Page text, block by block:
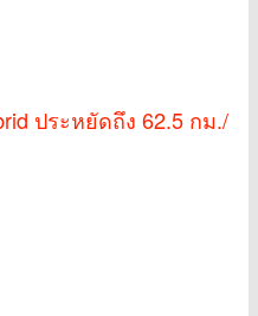
ประหยัดถึง 62.5 กม./